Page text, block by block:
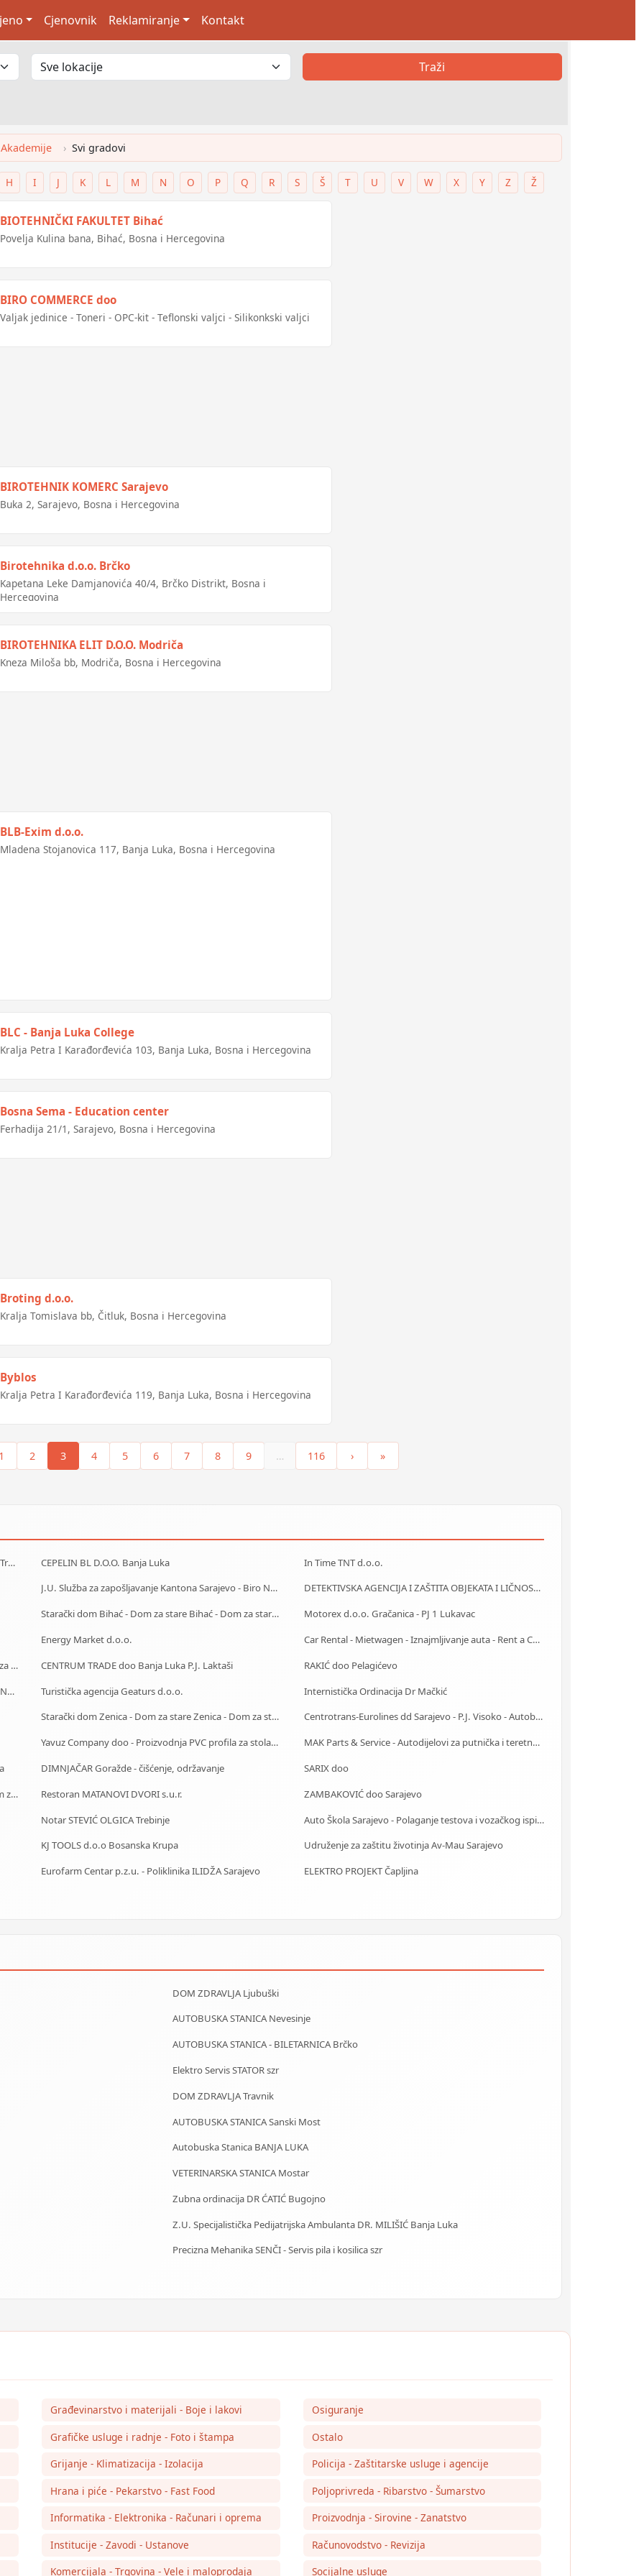
Cjenovnik Reklamiranje Kontakt
Traži
Svi gradovi
H I J K L M N O P Q R S Š T U V W X Y Z Ž
BIOTEHNIČKI FAKULTET Bihać
Povelja Kulina bana, Bihać, Bosna i Hercegovina
BIRO COMMERCE doo
Valjak jedinice - Toneri - OPC-kit - Teflonski valjci - Silikonkski valjci
BIROTEHNIK KOMERC Sarajevo
Buka 2, Sarajevo, Bosna i Hercegovina
Birotehnika d.o.o. Brčko
Kapetana Leke Damjanovića 40/4, Brčko Distrikt, Bosna i
Hercegovina
BIROTEHNIKA ELIT D.O.O. Modriča
Kneza Miloša bb, Modriča, Bosna i Hercegovina
BLB-Exim d.o.o.
Mladena Stojanovica 117, Banja Luka, Bosna i Hercegovina
BLC - Banja Luka College
Kralja Petra I Karađorđevića 103, Banja Luka, Bosna i Hercegovina
Bosna Sema - Education center
Ferhadija 21/1, Sarajevo, Bosna i Hercegovina
Broting d.o.o.
Kralja Tomislava bb, Čitluk, Bosna i Hercegovina
Byblos
Kralja Petra I Karađorđevića 119, Banja Luka, Bosna i Hercegovina
2 3 4 5 6 7 8 9 … 116 › »
J.U. Služba za zapošljavanje Kantona Sarajevo - Biro Trnovo CEPELIN BL D.O.O. Banja Luka
In Time TNT d.o.o.
J.U. Služba za zapošljavanje Kantona Sarajevo - Biro Novi Grad
DETEKTIVSKA AGENCIJA I ZAŠTITA OBJEKATA I LIČNOSTI ALFA DM Travnik
Starački dom Bihać - Dom za stare Bihać - Dom za stara lica Bihać
Motorex d.o.o. Gračanica - PJ 1 Lukavac
Energy Market d.o.o.
Car Rental - Mietwagen - Iznajmljivanje auta - Rent a Car Bihać
Starački dom Bijeljina - Dom za stare Bijeljina - Dom za stara lica Bijeljina
CENTRUM TRADE doo Banja Luka P.J. Laktaši
RAKIĆ doo Pelagićevo
J.U. Služba za zapošljavanje Kantona Sarajevo - Biro Novo Sarajevo
Turistička agencija Geaturs d.o.o.
Internistička Ordinacija Dr Mačkić
Starački dom Zenica - Dom za stare Zenica - Dom za stara lica Zenica
Centrotrans-Eurolines dd Sarajevo - P.J. Visoko - Autobuska stanica
Yavuz Company doo - Proizvodnja PVC profila za stolariju
MAK Parts & Service - Autodijelovi za putnička i teretna vozila Gračanica
DIMNJAČAR Goražde - čišćenje, održavanje
SARIX doo
Starački dom Sarajevo - Dom za stare Sarajevo - Dom za stara lica Sarajevo
Restoran MATANOVI DVORI s.u.r.
ZAMBAKOVIĆ doo Sarajevo
Notar STEVIĆ OLGICA Trebinje
Auto Škola Sarajevo - Polaganje testova i vozačkog ispita
KJ TOOLS d.o.o Bosanska Krupa
Udruženje za zaštitu životinja Av-Mau Sarajevo
Eurofarm Centar p.z.u. - Poliklinika ILIDŽA Sarajevo
ELEKTRO PROJEKT Čapljina
DOM ZDRAVLJA Ljubuški
AUTOBUSKA STANICA Nevesinje
AUTOBUSKA STANICA - BILETARNICA Brčko
Elektro Servis STATOR szr
DOM ZDRAVLJA Travnik
AUTOBUSKA STANICA Sanski Most
Autobuska Stanica BANJA LUKA
VETERINARSKA STANICA Mostar
Zubna ordinacija DR ĆATIĆ Bugojno
Z.U. Specijalistička Pedijatrijska Ambulanta DR. MILIŠIĆ Banja Luka
Precizna Mehanika SENČI - Servis pila i kosilica szr
Građevinarstvo i materijali - Boje i lakovi
Grafičke usluge i radnje - Foto i štampa
Grijanje - Klimatizacija - Izolacija
Hrana i piće - Pekarstvo - Fast Food
Informatika - Elektronika - Računari i oprema
Institucije - Zavodi - Ustanove
Komercijala - Trgovina - Vele i maloprodaja
Osiguranje
Ostalo
Policija - Zaštitarske usluge i agencije
Poljoprivreda - Ribarstvo - Šumarstvo
Proizvodnja - Sirovine - Zanatstvo
Računovodstvo - Revizija
Socijalne usluge